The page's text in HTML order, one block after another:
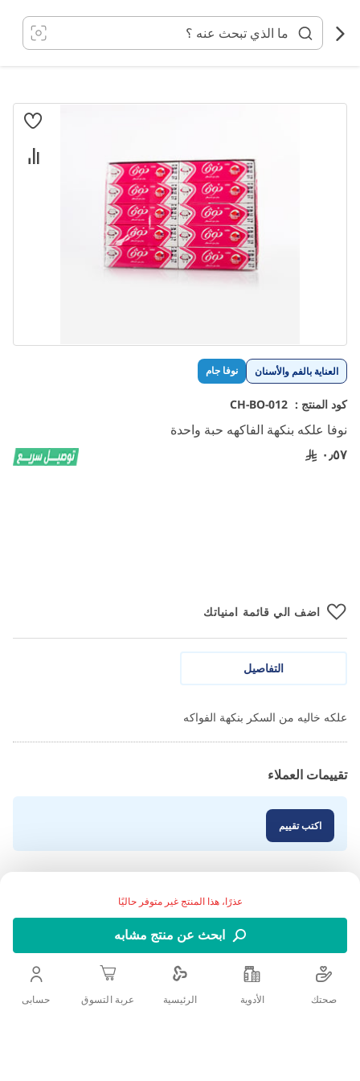
المحتوى
العناية بالفم والأسنان نوفا جام
كود المنتج : CH-BO-012
نوفا علكه بنكهة الفاكهه حبة واحدة
٠٫٥٧
عذرًا، هذا المنتج غير متوفر حاليًا
ابحث عن منتج مشابه
اضف الي قائمة امنياتك
انتقل
تخطي
إلى
بداية
معرض
الصور
التفاصيل
علكه خاليه من السكر بنكهة الفواكه
تقييمات العملاء
اكتب تقييم
صحتك الأدوية الرئيسية عربة التسوق حسابى